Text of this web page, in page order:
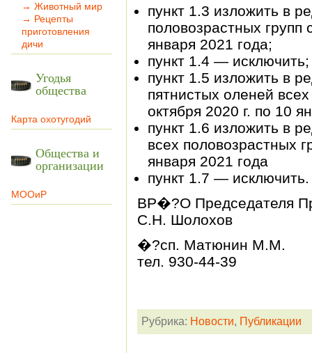
→ Животный мир
→ Рецепты
приготовления
дичи
Угодья
общества
Карта охотугодий
Общества и
организации
МООиР
пункт 1.3 изложить в
половозрастных групп
января 2021 года;
пункт 1.4 — исключить;
пункт 1.5 изложить в
пятнистых оленей
октября 2020 г. по 10
пункт 1.6 изложить в
всех половозрастных
января 2021 года
пункт 1.7 — исключить.
ВР�?О Председателя
С.Н. Шолохов
�?сп. Матюнин М.М.
тел. 930-44-39
Рубрика: Новости, Публикации